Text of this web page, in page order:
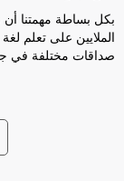
بكل بساطة مهمتنا
الملايين على تعلم
صداقات مختلفة في